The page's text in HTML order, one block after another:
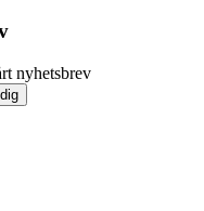
nyhetsbrev